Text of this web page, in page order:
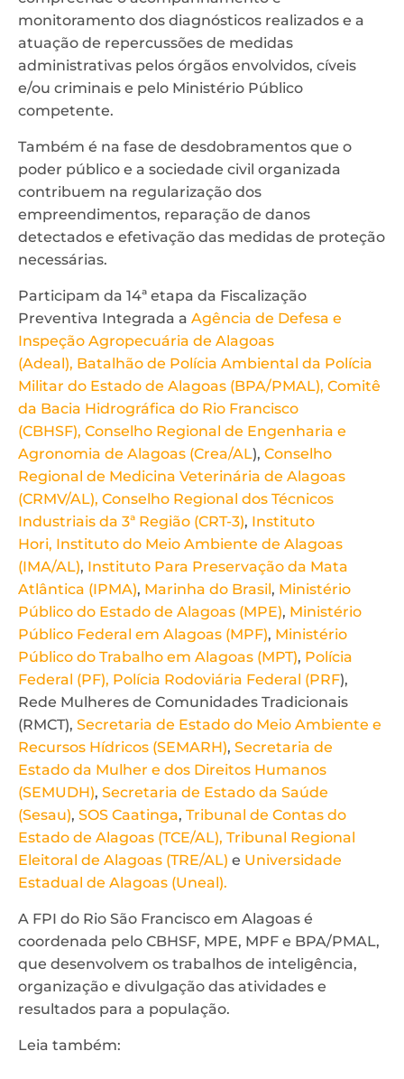
monitoramento dos diagnósticos realizados e a
atuação de repercussões de medidas
administrativas pelos órgãos envolvidos, cíveis
e/ou criminais e pelo Ministério Público
competente.
Também é na fase de desdobramentos que o
poder público e a sociedade civil organizada
contribuem na regularização dos
empreendimentos, reparação de danos
detectados e efetivação das medidas de proteção
necessárias.
Participam da 14ª etapa da Fiscalização
Preventiva Integrada a Agência de Defesa e
Inspeção Agropecuária de Alagoas
(Adeal), Batalhão de Polícia Ambiental da Polícia
Militar do Estado de Alagoas (BPA/PMAL), Comitê
da Bacia Hidrográfica do Rio Francisco
(CBHSF), Conselho Regional de Engenharia e
Agronomia de Alagoas (Crea/AL), Conselho
Regional de Medicina Veterinária de Alagoas
(CRMV/AL), Conselho Regional dos Técnicos
Industriais da 3ª Região (CRT-3), Instituto
Hori, Instituto do Meio Ambiente de Alagoas
(IMA/AL), Instituto Para Preservação da Mata
Atlântica (IPMA), Marinha do Brasil, Ministério
Público do Estado de Alagoas (MPE), Ministério
Público Federal em Alagoas (MPF), Ministério
Público do Trabalho em Alagoas (MPT), Polícia
Federal (PF), Polícia Rodoviária Federal (PRF),
Rede Mulheres de Comunidades Tradicionais
(RMCT), Secretaria de Estado do Meio Ambiente e
Recursos Hídricos (SEMARH), Secretaria de
Estado da Mulher e dos Direitos Humanos
(SEMUDH), Secretaria de Estado da Saúde
(Sesau), SOS Caatinga, Tribunal de Contas do
Estado de Alagoas (TCE/AL), Tribunal Regional
Eleitoral de Alagoas (TRE/AL) e Universidade
Estadual de Alagoas (Uneal).
A FPI do Rio São Francisco em Alagoas é
coordenada pelo CBHSF, MPE, MPF e BPA/PMAL,
que desenvolvem os trabalhos de inteligência,
organização e divulgação das atividades e
resultados para a população.
Leia também: